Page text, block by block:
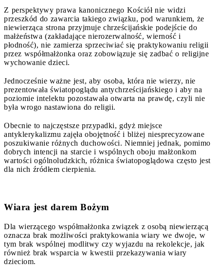
Z perspektywy prawa kanonicznego Kościół nie widzi
przeszkód do zawarcia takiego związku, pod warunkiem, że
niewierząca strona przyjmuje chrześcijańskie podejście do
małżeństwa (zakładające nierozerwalność, wierność i
płodność), nie zamierza sprzeciwiać się praktykowaniu religii
przez współmałżonka oraz zobowiązuje się zadbać o religijne
wychowanie dzieci.
Jednocześnie ważne jest, aby osoba, która nie wierzy, nie
prezentowała światopoglądu antychrześcijańskiego i aby na
poziomie intelektu pozostawała otwarta na prawdę, czyli nie
była wrogo nastawiona do religii.
Obecnie to najczęstsze przypadki, gdyż miejsce
antyklerykalizmu zajęła obojętność i bliżej niesprecyzowane
poszukiwanie różnych duchowości. Niemniej jednak, pomimo
dobrych intencji na starcie i wspólnych oboju małżonkom
wartości ogólnoludzkich, różnica światopoglądowa często jest
dla nich źródłem cierpienia.
Wiara jest darem Bożym
Dla wierzącego współmałżonka związek z osobą niewierzącą
oznacza brak możliwości praktykowania wiary we dwoje, w
tym brak wspólnej modlitwy czy wyjazdu na rekolekcje, jak
również brak wsparcia w kwestii przekazywania wiary
dzieciom.